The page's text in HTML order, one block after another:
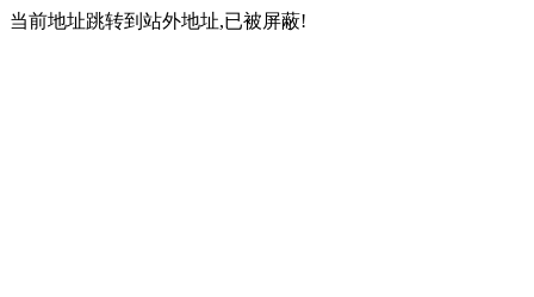
当前地址跳转到站外地址,已被屏蔽!